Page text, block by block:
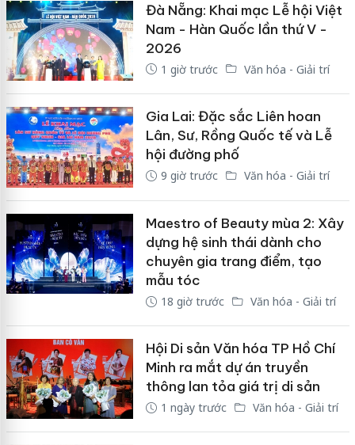
Đà Nẵng: Khai mạc Lễ hội Việt
Nam - Hàn Quốc lần thứ V -
2026
1 giờ trước Văn hóa - Giải trí
Gia Lai: Đặc sắc Liên hoan
Lân, Sư, Rồng Quốc tế và Lễ
hội đường phố
9 giờ trước Văn hóa - Giải trí
Maestro of Beauty mùa 2: Xây
dựng hệ sinh thái dành cho
chuyên gia trang điểm, tạo
mẫu tóc
18 giờ trước Văn hóa - Giải trí
Hội Di sản Văn hóa TP Hồ Chí
Minh ra mắt dự án truyền
thông lan tỏa giá trị di sản
1 ngày trước Văn hóa - Giải trí